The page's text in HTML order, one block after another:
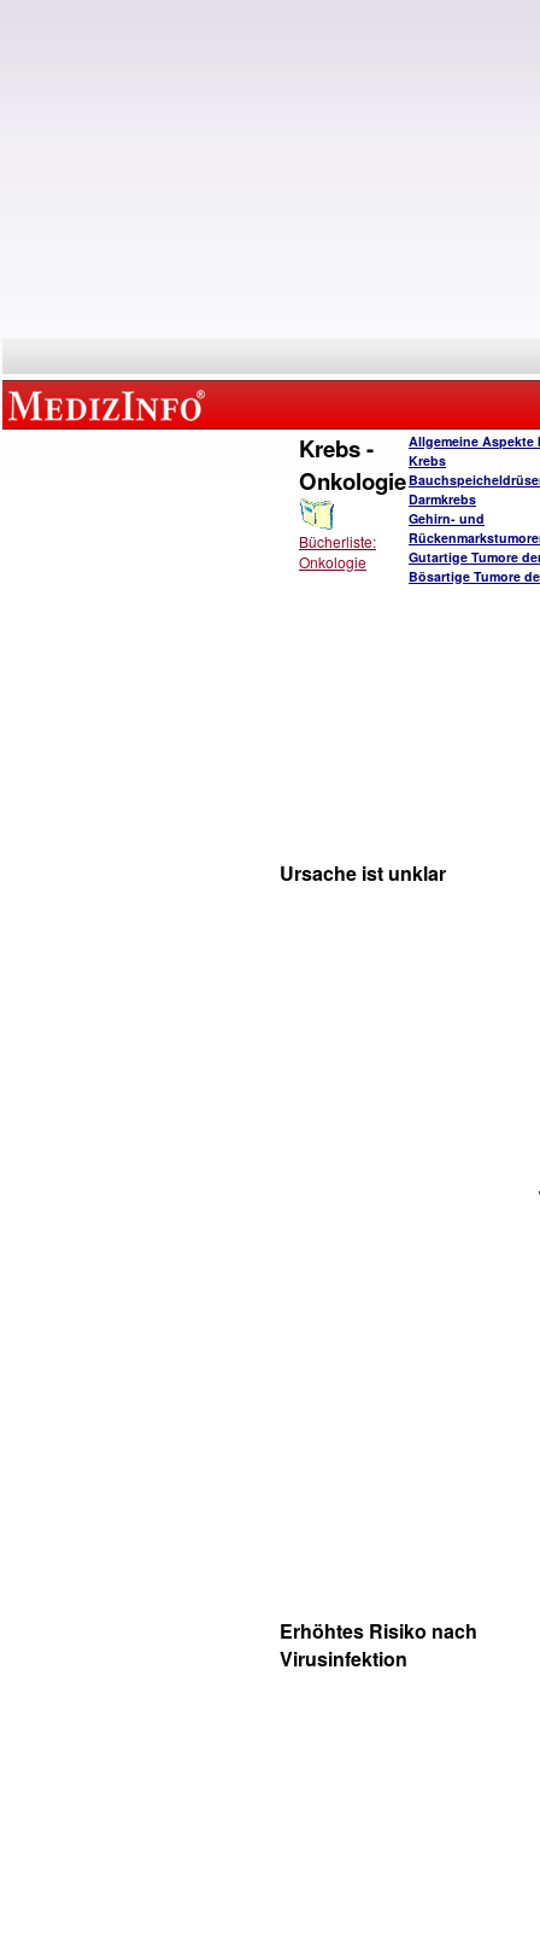
Krebs -
Onkologie
Bücherliste:
Onkologie
Allgemeine Aspekte
Krebs
Darmkrebs
Gehirn- und
Gutartige Tumore
Bösartige Tumore
Ursache ist unklar
Erhöhtes Risiko nach
Virusinfektion